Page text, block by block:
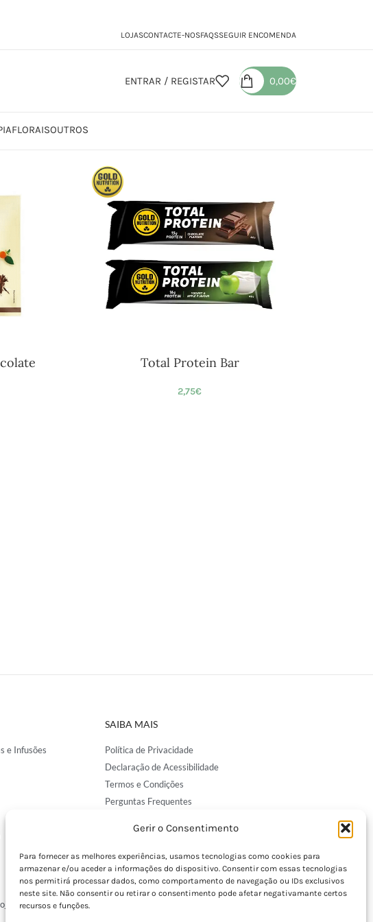
Gerir o Consentimento
Para fornecer as melhores experiências, usamos tecnologias como cookies para
armazenar e/ou aceder a informações do dispositivo. Consentir com essas tecnologias
nos permitirá processar dados, como comportamento de navegação ou IDs exclusivos
neste site. Não consentir ou retirar o consentimento pode afetar negativamante certos
recursos e funções.
LOJASCONTACTE-NOSFAQSSEGUIR ENCOMENDA
ENTRAR / REGISTAR 0,00€
FLORAISOUTROS
Total Protein Bar
2,75€
e Infusões
SAIBA MAIS
Política de Privacidade
Declaração de Acessibilidade
Termos e Condições
Perguntas Frequentes
Encomendas Internacionais
Seguir Encomenda
Devoluções e Trocas